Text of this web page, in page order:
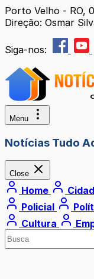
Porto Velho - RO,
Direção: Osmar
Siga-nos:
Menu
Notícias Tudo
Close
Home
Policial
Cultura